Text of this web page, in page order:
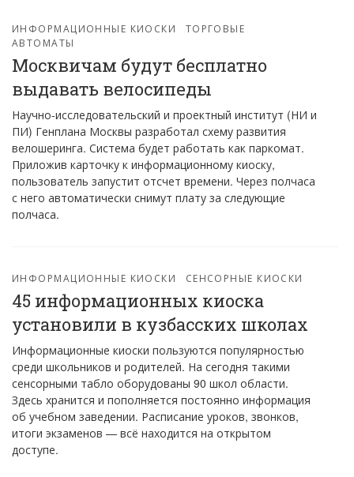
ИНФОРМАЦИОННЫЕ КИОСКИ
ТОРГОВЫЕ
АВТОМАТЫ
Москвичам будут бесплатно
выдавать велосипеды
Научно-исследовательский и проектный институт (НИ и
ПИ) Генплана Москвы разработал схему развития
велошеринга. Система будет работать как паркомат.
Приложив карточку к информационному киоску,
пользователь запустит отсчет времени. Через полчаса
с него автоматически снимут плату за следующие
полчаса.
ИНФОРМАЦИОННЫЕ КИОСКИ СЕНСОРНЫЕ КИОСКИ
45 информационных киоска
установили в кузбасских школах
Информационные киоски пользуются популярностью
среди школьников и родителей. На сегодня такими
сенсорными табло оборудованы 90 школ области.
Здесь хранится и пополняется постоянно информация
об учебном заведении. Расписание уроков, звонков,
итоги экзаменов — всё находится на открытом
доступе.